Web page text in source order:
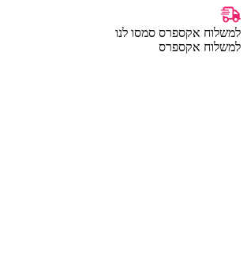
למשלוח אקספרס סמסו לנו
למשלוח אקספרס